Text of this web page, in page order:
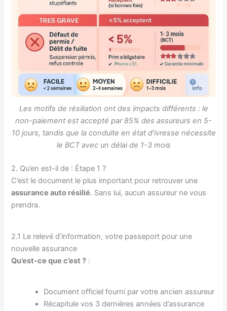
Les motifs de résiliation ont des impacts différents : le
non-paiement est accepté par 85% des assureurs en 5-
10 jours, tandis que la conduite en état d’ivresse nécessite
le BCT avec un délai de 1-3 mois
2. Qu’en est-il de : Étape 1 ?
C’est le document le plus important pour retrouver une
assurance auto résilié. Sans lui, aucun assureur ne vous
prendra.
2.1 Le relevé d’information, votre passeport pour une
nouvelle assurance
Qu’est-ce que c’est ? :
Document officiel fourni par votre ancien assureur
Récapitule vos 3 dernières années d’assurance